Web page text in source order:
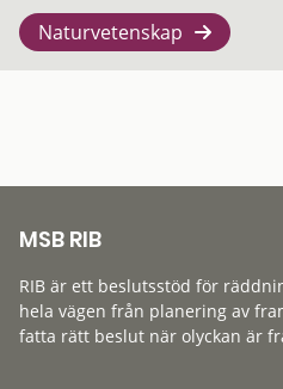
Naturvetenskap
MSB RIB
RIB är ett beslutsstöd för
hela vägen från planering av
fatta rätt beslut när olyckan är